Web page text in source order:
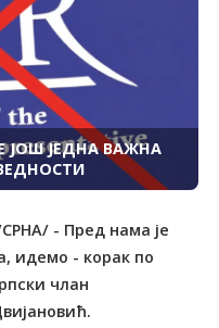
ЈОШ ЈЕДНА ВАЖНА
- Пред нама је
идемо - корак по
члан